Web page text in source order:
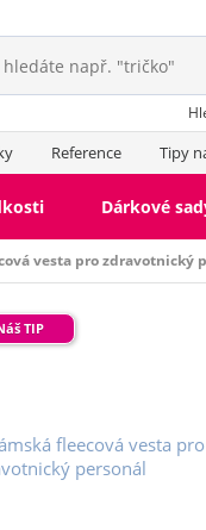
Reference Tipy
Dárkové
vesta pro zdravotnický
TIP